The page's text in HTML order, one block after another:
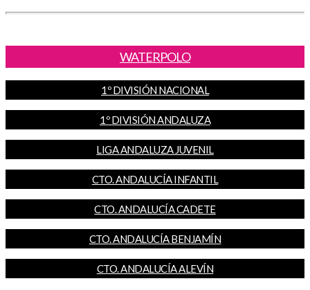
WATERPOLO
1º DIVISIÓN NACIONAL
1º DIVISIÓN ANDALUZA
LIGA ANDALUZA JUVENIL
CTO. ANDALUCÍA INFANTIL
CTO. ANDALUCÍA CADETE
CTO. ANDALUCÍA BENJAMÍN
CTO. ANDALUCÍA ALEVÍN